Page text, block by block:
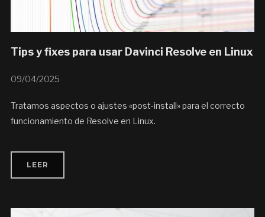
Tips y fixes para usar Davinci Resolve en Linux
09/04/2025
Tratamos aspectos o ajustes «post-install» para el correcto
funcionamiento de Resolve en Linux.
LEER